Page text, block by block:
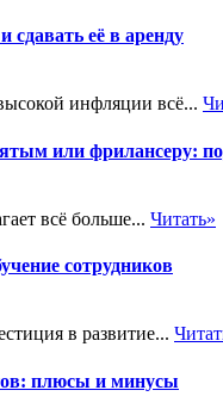
сдавать её в аренду
инфляции всё...
или фрилансеру:
всё больше... Читать»
сотрудников
в развитие...
плюсы и минусы